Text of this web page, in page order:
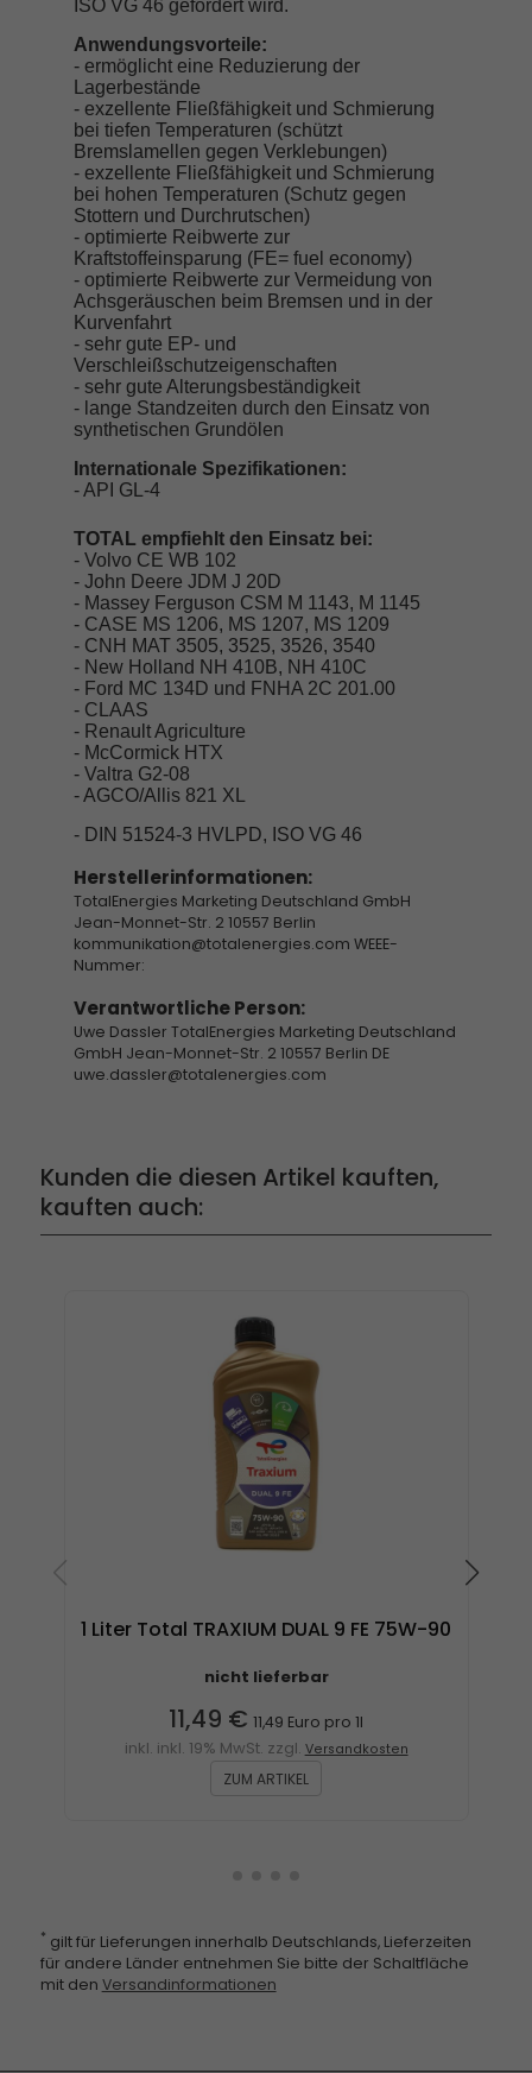
ISO VG 46 gefordert wird.
Anwendungsvorteile:
- ermöglicht eine Reduzierung der
Lagerbestände
- exzellente Fließfähigkeit und Schmierung
bei tiefen Temperaturen (schützt
Bremslamellen gegen Verklebungen)
- exzellente Fließfähigkeit und Schmierung
bei hohen Temperaturen (Schutz gegen
Stottern und Durchrutschen)
- optimierte Reibwerte zur
Kraftstoffeinsparung (FE= fuel economy)
- optimierte Reibwerte zur Vermeidung von
Achsgeräuschen beim Bremsen und in der
Kurvenfahrt
- sehr gute EP- und
Verschleißschutzeigenschaften
- sehr gute Alterungsbeständigkeit
- lange Standzeiten durch den Einsatz von
synthetischen Grundölen
Internationale Spezifikationen:
- API GL-4
TOTAL empfiehlt den Einsatz bei:
- Volvo CE WB 102
- John Deere JDM J 20D
- Massey Ferguson CSM M 1143, M 1145
- CASE MS 1206, MS 1207, MS 1209
- CNH MAT 3505, 3525, 3526, 3540
- New Holland NH 410B, NH 410C
- Ford MC 134D und FNHA 2C 201.00
- CLAAS
- Renault Agriculture
- McCormick HTX
- Valtra G2-08
- AGCO/Allis 821 XL
- DIN 51524-3 HVLPD, ISO VG 46
Herstellerinformationen:
TotalEnergies Marketing Deutschland GmbH
Jean-Monnet-Str. 2 10557 Berlin
kommunikation@totalenergies.com WEEE-
Nummer:
Verantwortliche Person:
Uwe Dassler TotalEnergies Marketing Deutschland
GmbH Jean-Monnet-Str. 2 10557 Berlin DE
uwe.dassler@totalenergies.com
Kunden die diesen Artikel kauften,
kauften auch:
1 Liter Total TRAXIUM DUAL 9 FE 75W-90
nicht lieferbar
11,49 € 11,49 Euro pro 1l
inkl. inkl. 19% MwSt. zzgl. Versandkosten
ZUM ARTIKEL
* gilt für Lieferungen innerhalb Deutschlands, Lieferzeiten
für andere Länder entnehmen Sie bitte der Schaltfläche
mit den Versandinformationen